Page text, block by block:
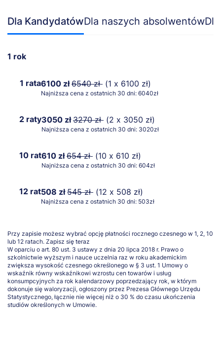
Dla KandydatówDla naszych absolwentów
1 rok
1 rata6100 zł6540 zł (1 x 6100 zł)
Najniższa cena z ostatnich 30 dni: 6040zł
2 raty3050 zł3270 zł (2 x 3050 zł)
Najniższa cena z ostatnich 30 dni: 3020zł
10 rat610 zł654 zł (10 x 610 zł)
Najniższa cena z ostatnich 30 dni: 604zł
12 rat508 zł545 zł (12 x 508 zł)
Najniższa cena z ostatnich 30 dni: 503zł
Przy zapisie możesz wybrać opcję płatności rocznego czesnego w 1, 2, 10
lub 12 ratach. Zapisz się teraz
W oparciu o art. 80 ust. 3 ustawy z dnia 20 lipca 2018 r. Prawo o
szkolnictwie wyższym i nauce uczelnia raz w roku akademickim
zwiększa wysokość czesnego określonego w § 3 ust. 1 Umowy o
wskaźnik równy wskaźnikowi wzrostu cen towarów i usług
konsumpcyjnych za rok kalendarzowy poprzedzający rok, w którym
dokonuje się waloryzacji, ogłoszony przez Prezesa Głównego Urzędu
Statystycznego, łącznie nie więcej niż o 30 % do czasu ukończenia
studiów określonych w Umowie.